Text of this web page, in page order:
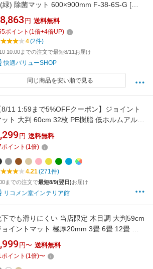
緑) 除菌マット 600×900mm F-38-6S-G [代
不可]
円 送料無料
ポイント (1倍+4倍UP)
4(2件)
10:00までの注文で最短8/11お届け
快適バリューSHOP
同じ商品を安い順で見る
8/11 1:59まで5%OFFクーポン】ジョイント
ット 大判 60cm 32枚 PE樹脂 低ホルムアルデ
ド 6畳相当 32枚組 レイアウト自由★安心素
のカラフルプレイマット【PlayMO】 フロア
ット ベビー 赤ちゃん 幼児 洗える 防音 断熱
温 サイドパーツ付【送料無料】
円 送料無料
ポイント (1倍)
4.21(271件)
までの注文で最短8/9(翌日)お届け
リコメン堂インテリア館
下でも滑りにくい 当店限定 木目調 大判59cm
ョイントマット 極厚20mm 3畳 6畳 12畳 木
すべりにくい ピタッと 抗菌 ジョイント マッ
クッションマット フロアマット puカーペッ
ベビー 防音 滑り止め ホワイト ナチュラル
円〜 送料無料
ポイント (1倍)〜